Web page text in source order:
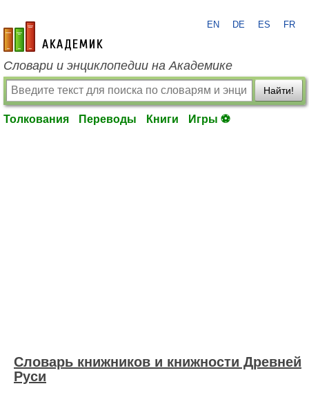
academic.ru
EN DE ES FR
Словари и энциклопедии на Академике
Найти!
Толкования Переводы Книги Игры ⚽
Словарь книжников и книжности Древней
Руси